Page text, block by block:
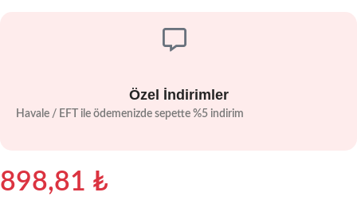
Özel İndirimler
Havale / EFT ile ödemenizde sepette %5 indirim
898,81 ₺